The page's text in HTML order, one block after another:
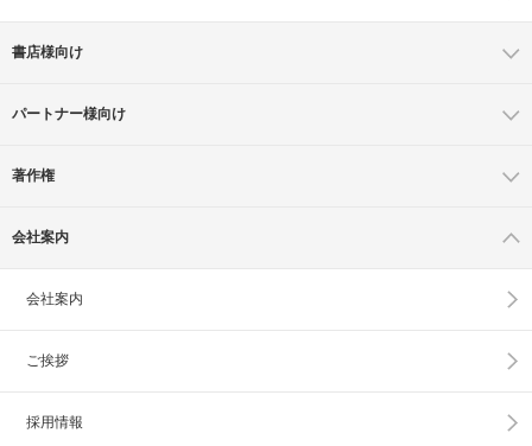
書店様向け
パートナー様向け
著作権
会社案内
会社案内
ご挨拶
採用情報